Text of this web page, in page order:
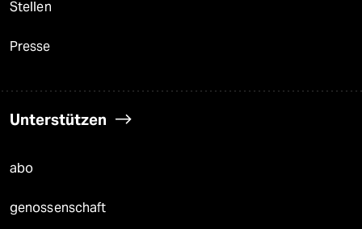
Stellen
Presse
Unterstützen
abo
genossenschaft